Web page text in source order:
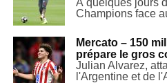
Champions face
Mercato – 150
prépare le gros
Julian Alvarez,
l'Argentine et de